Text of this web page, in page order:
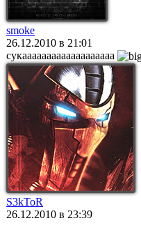
smoke
26.12.2010 в 21:01
сукааааааааааааааааааа
S3kToR
26.12.2010 в 23:39